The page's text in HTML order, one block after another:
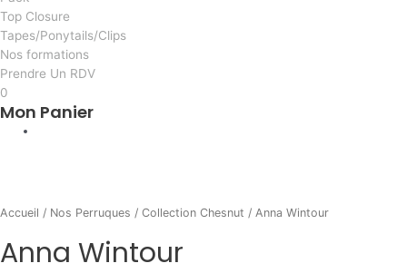
Top Closure
Tapes/Ponytails/Clips
Nos formations
Prendre Un RDV
0
Mon Panier
Accueil / Nos Perruques / Collection Chesnut / Anna Wintour
Anna Wintour
Anna